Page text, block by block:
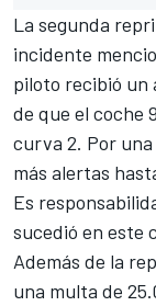
La segunda
incidente
piloto recibió un
de que el coche
curva 2. Por
más alertas
Es
sucedió en este
Además de la
una multa de